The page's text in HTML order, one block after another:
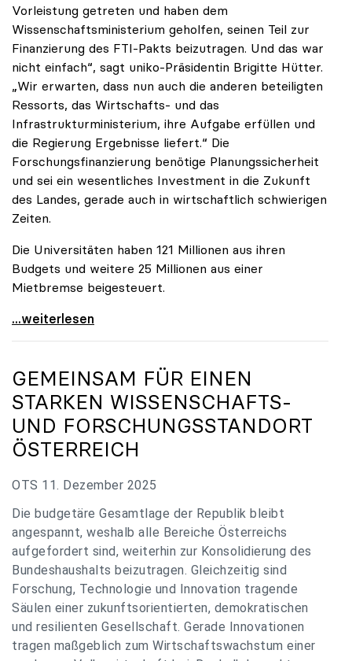
Vorleistung getreten und haben dem
Wissenschaftsministerium geholfen, seinen Teil zur
Finanzierung des FTI-Pakts beizutragen. Und das war
nicht einfach“, sagt uniko-Präsidentin Brigitte Hütter.
„Wir erwarten, dass nun auch die anderen beteiligten
Ressorts, das Wirtschafts- und das
Infrastrukturministerium, ihre Aufgabe erfüllen und
die Regierung Ergebnisse liefert.“ Die
Forschungsfinanzierung benötige Planungssicherheit
und sei ein wesentliches Investment in die Zukunft
des Landes, gerade auch in wirtschaftlich schwierigen
Zeiten.
Die Universitäten haben 121 Millionen aus ihren
Budgets und weitere 25 Millionen aus einer
Mietbremse beigesteuert.
„Verzögerung unverständlich“: Universitäten
...weiterlesen
GEMEINSAM FÜR EINEN
STARKEN WISSENSCHAFTS-
UND FORSCHUNGSSTANDORT
ÖSTERREICH
OTS 11. Dezember 2025
Die budgetäre Gesamtlage der Republik bleibt
angespannt, weshalb alle Bereiche Österreichs
aufgefordert sind, weiterhin zur Konsolidierung des
Bundeshaushalts beizutragen. Gleichzeitig sind
Forschung, Technologie und Innovation tragende
Säulen einer zukunftsorientierten, demokratischen
und resilienten Gesellschaft. Gerade Innovationen
tragen maßgeblich zum Wirtschaftswachstum einer